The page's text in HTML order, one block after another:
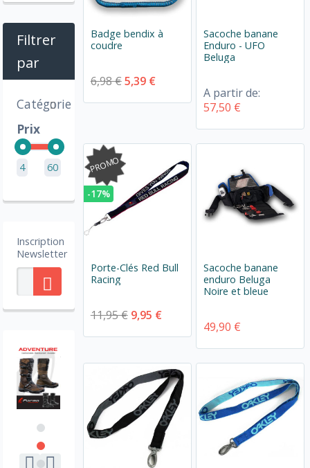
Badge bendix à
coudre
6,98 €5,39 €
Sacoche banane
Enduro - UFO
Beluga
A partir de:
57,50 €
PROMO
-17%
Porte-Clés Red Bull
Racing
11,95 € 9,95 €
Sacoche banane
enduro Beluga
Noire et bleue
49,90 €
Filtrer
par
Catégorie
Prix
4 60
Inscription
Newsletter